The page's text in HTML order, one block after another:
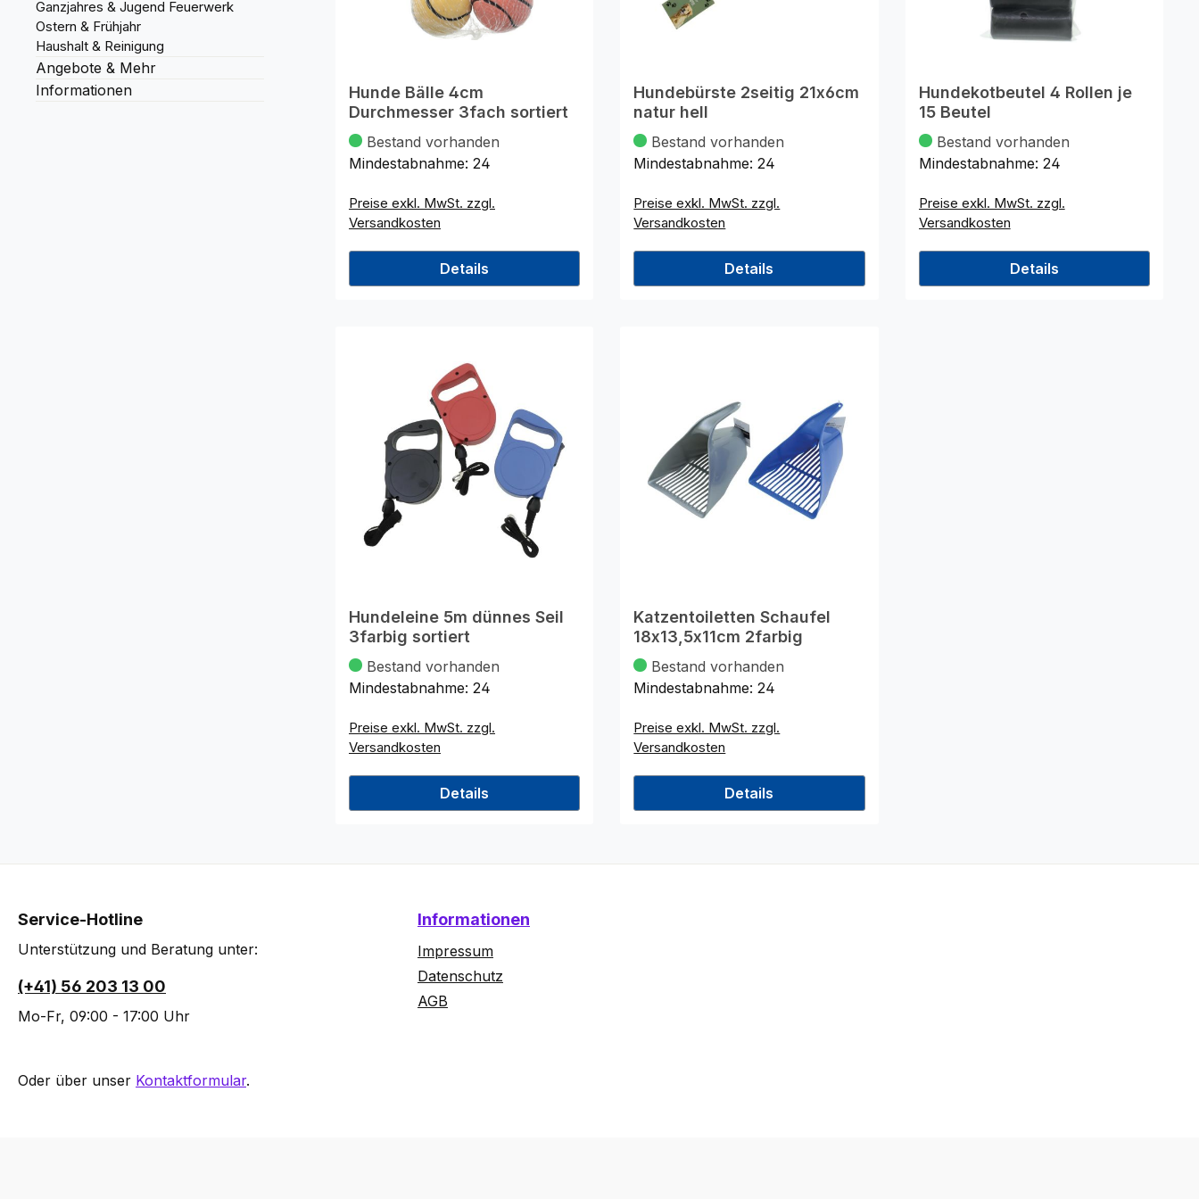
Ganzjahres & Jugend Feuerwerk
Ostern & Frühjahr
Haushalt & Reinigung
Angebote & Mehr
Informationen
Hunde Bälle 4cm
Durchmesser 3fach sortiert
Bestand vorhanden
Mindestabnahme: 24
Preise exkl. MwSt. zzgl.
Versandkosten
Details
Hundebürste 2seitig 21x6cm
natur hell
Bestand vorhanden
Mindestabnahme:24
Preise exkl. MwSt. zzgl.
Versandkosten
Details
Hundekotbeutel 4 Rollen je
15 Beutel
Bestand vorhanden
Mindestabnahme: 24
Preise exkl. MwSt. zzgl.
Versandkosten
Details
Hundeleine 5m dünnes Seil
3farbig sortiert
Bestand vorhanden
Mindestabnahme: 24
Preise exkl. MwSt. zzgl.
Versandkosten
Details
Katzentoiletten Schaufel
18x13,5x11cm 2farbig
Bestand vorhanden
Mindestabnahme:24
Preise exkl. MwSt. zzgl.
Versandkosten
Details
Service-Hotline
Unterstützung und Beratung unter:
(+41) 56 203 13 00
Mo-Fr, 09:00 - 17:00 Uhr
Oder über unser Kontaktformular.
Informationen
Impressum
Datenschutz
AGB